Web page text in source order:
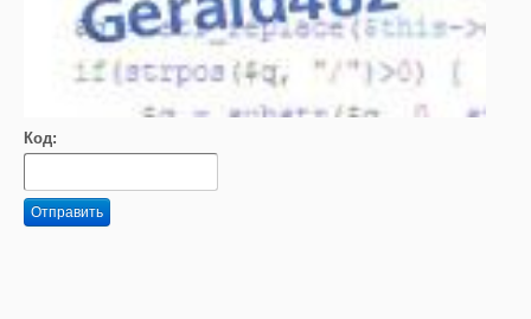
Код:
Отправить